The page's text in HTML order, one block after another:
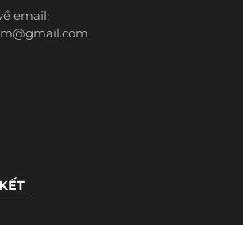
email: